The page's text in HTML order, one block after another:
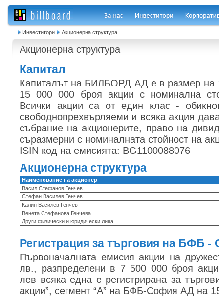
Инвеститори Акционерна структура
Акционерна структура
Капитал
Капиталът на БИЛБОРД АД е в размер на
15 000 000 броя акции с номинална
Всички акции са от един клас -
свободнопрехвърляеми и всяка акция
събрание на акционерите, право на
съразмерни с номиналната стойност на
ISIN код на емисията: BG1100088076
Акционерна структура
Наименование на акционер
Васил Стефанов Генчев
Стефан Василев Генчев
Калин Василев Генчев
Венета Стефанова Генчева
Други физически и юридически лица
Регистрация за търговия на БФБ
Първоначалната емисия акции на
лв., разпределени в 7 500 000 броя
лев всяка една е регистрирана за
акции”, сегмент “А” на БФБ-София АД на